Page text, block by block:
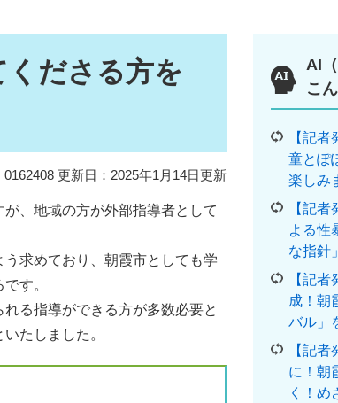
ださる方を
更新日：2025年1月14日更新
、地域の方が外部指導者として
求めており、朝霞市としても学
す。
る指導ができる方が多数必要と
たしました。
AI
こ
【記
童とぽ
楽しみ
【記
よる性
な指針
【記
成！朝
バル」
【記
に！朝
く！め